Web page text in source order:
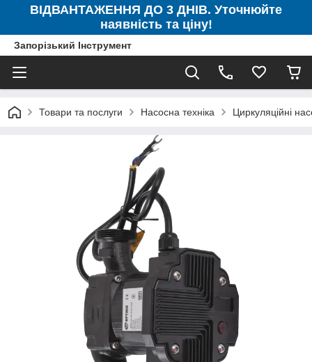
ВІДВАНТАЖЕННЯ ДО 3 ДНІВ. Уточнюйте
наявність та ціну!
Запорізький Інструмент
Товари та послуги Насосна техніка Циркуляційні